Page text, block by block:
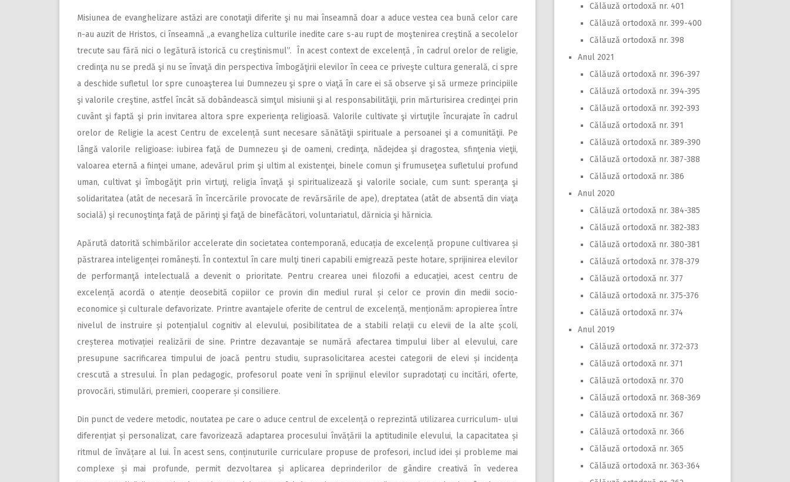
Misiunea de evanghelizare astăzi are conotaţii diferite şi nu mai înseamnă doar a aduce vestea cea bună celor care
n-au auzit de Hristos, ci înseamnă ,,a evangheliza culturile inedite care s-au rupt de moştenirea creştină a secolelor
trecute sau fără nici o legătură istorică cu creştinismul”. În acest context de excelență , în cadrul orelor de religie,
credinţa nu se predă şi nu se învaţă din perspectiva îmbogăţirii elevilor în ceea ce priveşte cultura generală, ci spre
a deschide sufletul lor spre cunoaşterea lui Dumnezeu şi spre o viaţă în care ei să observe şi să urmeze principiile
şi valorile creştine, astfel încât să dobândească simţul misiunii şi al responsabilităţii, prin mărturisirea credinţei prin
cuvânt şi faptă şi prin invitarea altora spre experienţa religioasă. Valorile cultivate şi virtuţile încurajate în cadrul
orelor de Religie la acest Centru de excelență sunt necesare sănătăţii spirituale a persoanei şi a comunităţii. Pe
lângă valorile religioase: iubirea faţă de Dumnezeu şi de oameni, credinţa, nădejdea şi dragostea, sfinţenia vieţii,
valoarea eternă a fiinţei umane, adevărul prim şi ultim al existenţei, binele comun şi frumuseţea sufletului profund
uman, cultivat şi îmbogăţit prin virtuţi, religia învaţă şi spiritualizează şi valorile sociale, cum sunt: speranţa şi
solidaritatea (atât de necesară în încercările provocate de revărsările de ape), dreptatea (atât de absentă din viaţa
socială) şi recunoştinţa faţă de părinţi şi faţă de binefăcători, voluntariatul, dărnicia şi hărnicia.
Apărută datorită schimbărilor accelerate din societatea contemporană, educația de excelență propune cultivarea și
păstrarea inteligenței românești. În contextul în care mulţi tineri capabili emigrează peste hotare, sprijinirea elevilor
de performanţă intelectuală a devenit o prioritate. Pentru crearea unei filozofii a educației, acest centru de
excelență acordă o atenție deosebită copiilor ce provin din mediul rural și celor ce provin din medii socio-
economice și culturale defavorizate. Printre avantajele oferite de centrul de excelență, menționăm: apropierea între
nivelul de instruire și potențialul cognitiv al elevului, posibilitatea de a stabili relații cu elevii de la alte școli,
creșterea motivației realizării de sine. Printre dezavantaje se numără afectarea timpului liber al elevului, care
presupune sacrificarea timpului de joacă pentru studiu, suprasolicitarea acestei categorii de elevi și incidența
crescută a stresului. În plan pedagogic, profesorul poate veni în sprijinul elevilor supradotați cu incitări, oferte,
provocări, stimulări, premieri, cooperare și consiliere.
Din punct de vedere metodic, noutatea pe care o aduce centrul de excelență o reprezintă utilizarea curriculum- ului
diferențiat și personalizat, care favorizează adaptarea procesului învățării la aptitudinile elevului, la capacitatea și
ritmul de învățare al lui. În acest sens, conținuturile curriculare propuse de profesori, includ idei și probleme mai
complexe și mai profunde, permit dezvoltarea și aplicarea deprinderilor de gândire creativă în vederea
Călăuză ortodoxă nr. 401
Călăuză ortodoxă nr. 399-400
Călăuză ortodoxă nr. 398
Anul 2021
Călăuză ortodoxă nr. 396-397
Călăuză ortodoxă nr. 394-395
Călăuză ortodoxă nr. 392-393
Călăuză ortodoxă nr. 391
Călăuză ortodoxă nr. 389-390
Călăuză ortodoxă nr. 387-388
Călăuză ortodoxă nr. 386
Anul 2020
Călăuză ortodoxă nr. 384-385
Călăuză ortodoxă nr. 382-383
Călăuză ortodoxă nr. 380-381
Călăuză ortodoxă nr. 378-379
Călăuză ortodoxă nr. 377
Călăuză ortodoxă nr. 375-376
Călăuză ortodoxă nr. 374
Anul 2019
Călăuză ortodoxă nr. 372-373
Călăuză ortodoxă nr. 371
Călăuză ortodoxă nr. 370
Călăuză ortodoxă nr. 368-369
Călăuză ortodoxă nr. 367
Călăuză ortodoxă nr. 366
Călăuză ortodoxă nr. 365
Călăuză ortodoxă nr. 363-364